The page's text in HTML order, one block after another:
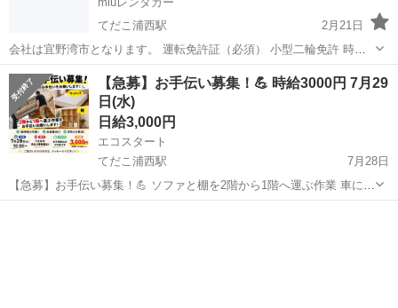
てだこ浦西駅
2月21日
会社は宜野湾市となります。 運転免許証（必須） 小型二輪免許 時給
¥1000〜 試用期間1ヶ月¥950 仕事内容:洗車、車配送、受付、事務
https://instagram.com/miu_rent_a_car?ig...
沖縄 宜野湾市 てだこ浦西駅 ドライバー
【急募】お手伝い募集！💪 時給3000円 7月29
日(水)
日給3,000円
エコスタート
てだこ浦西駅
7月28日
【急募】お手伝い募集！💪 ソファと棚を2階から1階へ運ぶ作業 車に載
せるまでのお手伝いをお願いします。 【作業内容】 ・ソファ、棚の搬